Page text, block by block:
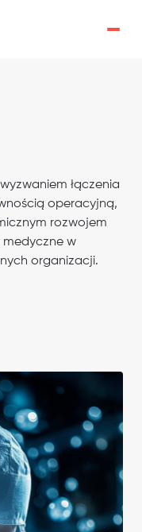
łączenia
operacyjną,
rozwojem
w
organizacji.